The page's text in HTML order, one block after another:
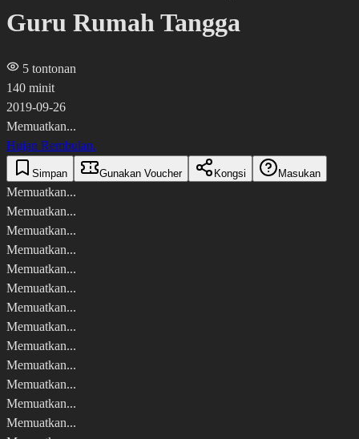
Guru Rumah Tangga
5 tontonan
140 minit
2019-09-26
Memuatkan...
Hujan Rembulan.
Simpan Gunakan Voucher Kongsi Masukan
Memuatkan...
Memuatkan...
Memuatkan...
Memuatkan...
Memuatkan...
Memuatkan...
Memuatkan...
Memuatkan...
Memuatkan...
Memuatkan...
Memuatkan...
Memuatkan...
Memuatkan...